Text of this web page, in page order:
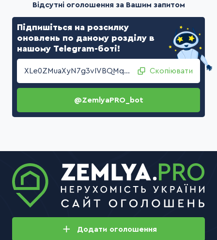
Відсутні оголошення за Вашим запитом
Підпишіться на розсилку
оновлень по даному розділу в
нашому Telegram-боті!
XLe0ZMuaXyN7g3vIVBQMqlZ+DKWPywevkm9tgg3dHopdH9rwJN2KzR08j4LuL4vnXdTIwhuDnfugRuen+ljmjA== Скопіювати
@ZemlyaPRO_bot
Додати оголошення